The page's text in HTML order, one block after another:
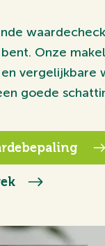
Onze
vergelijkbare
goede